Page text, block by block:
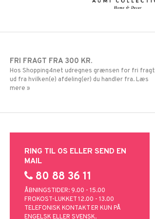
FRI FRAGT FRA 300 KR.
Hos Shopping4net udregnes grænsen for fri fragt
ud fra hvilken(e) afdeling(er) du handler fra. Læs
mere »
RING TIL OS ELLER SEND EN
MAIL
80 88 36 11
ÅBNINGSTIDER: 9.00 - 15.00
FROKOST-LUKKET 12.00 - 13.00
TELEFONISK KONTAKT ER KUN PÅ
ENGELSK ELLER SVENSK.